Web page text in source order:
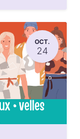
OCT.
24